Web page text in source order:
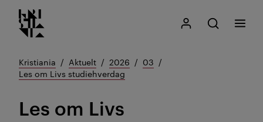
Gå
til
Kristiania logo
Mitt Kristiania
Åpne søk
Søk
Meny
Kristiania Aktuelt 2026
03
Les om Livs studiehverdag
Les om Livs